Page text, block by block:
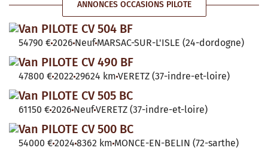
ANNONCES OCCASIONS PILOTE
Van PILOTE CV 504 BF
54790 €2026 Neuf MARSAC-SUR-L'ISLE (24-dordogne)
Van PILOTE CV 490 BF
47800 €2022 29624 km VERETZ (37-indre-et-loire)
Van PILOTE CV 505 BC
61150 €2026 NeufVERETZ (37-indre-et-loire)
Van PILOTE CV 500 BC
54000 €2024 8362 km MONCE-EN-BELIN (72-sarthe)